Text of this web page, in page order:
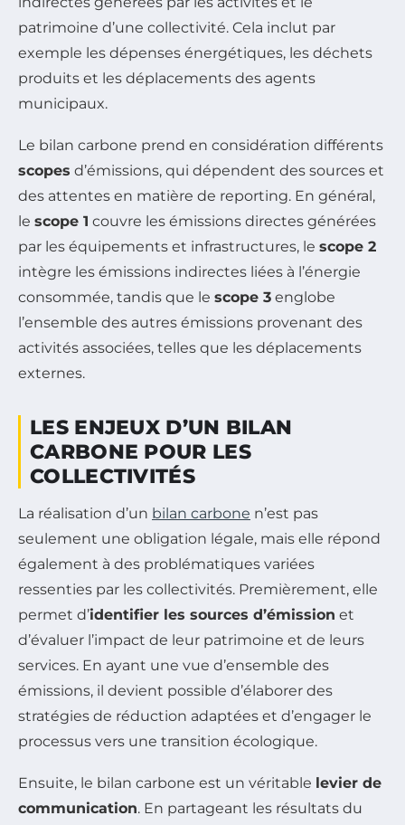
patrimoine d’une collectivité. Cela inclut par
exemple les dépenses énergétiques, les déchets
produits et les déplacements des agents
municipaux.
Le bilan carbone prend en considération différents
scopes d’émissions, qui dépendent des sources et
des attentes en matière de reporting. En général,
le scope 1 couvre les émissions directes générées
par les équipements et infrastructures, le scope 2
intègre les émissions indirectes liées à l’énergie
consommée, tandis que le scope 3 englobe
l’ensemble des autres émissions provenant des
activités associées, telles que les déplacements
externes.
LES ENJEUX D’UN BILAN
CARBONE POUR LES
COLLECTIVITÉS
La réalisation d’un bilan carbone n’est pas
seulement une obligation légale, mais elle répond
également à des problématiques variées
ressenties par les collectivités. Premièrement, elle
permet d’identifier les sources d’émission et
d’évaluer l’impact de leur patrimoine et de leurs
services. En ayant une vue d’ensemble des
émissions, il devient possible d’élaborer des
stratégies de réduction adaptées et d’engager le
processus vers une transition écologique.
Ensuite, le bilan carbone est un véritable levier de
communication. En partageant les résultats du